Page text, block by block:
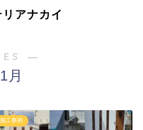
アナカイ
―
月
施工事例